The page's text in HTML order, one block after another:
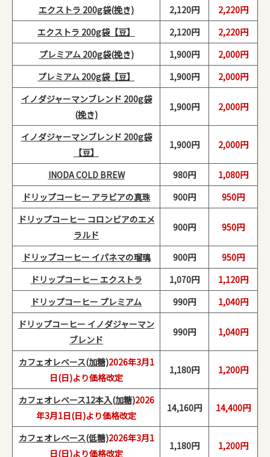
エクストラ 200g袋(挽き)
2,120円
2,220円
エクストラ 200g袋【豆】
2,120円
2,220円
プレミアム 200g袋(挽き)
1,900円
2,000円
プレミアム 200g袋【豆】
1,900円
2,000円
イノダジャーマンブレンド 200g袋
(挽き)
1,900円 2,000円
イノダジャーマンブレンド 200g袋
【豆】
1,900円 2,000円
INODA COLD BREW 980円
1,080円
ドリップコーヒー アラビアの真珠
900円
950円
ドリップコーヒー コロンビアのエメ
ラルド
900円 950円
ドリップコーヒー イパネマの瑠璃 900円
950円
ドリップコーヒー エクストラ
1,070円
1,120円
ドリップコーヒー プレミアム
990円
1,040円
ドリップコーヒー イノダジャーマン
ブレンド
990円 1,040円
カフェオレベース(加糖)2026年3月1
日(日)より価格改定
1,180円 1,200円
カフェオレベース12本入(加糖)2026
年3月1日(日)より価格改定
14,160円 14,400円
カフェオレベース(低糖)2026年3月1
日(日)より価格改定
1,180円 1,200円